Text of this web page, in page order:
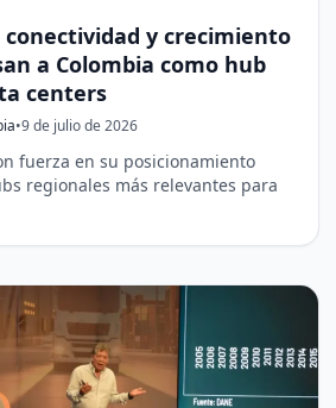
conectividad y crecimiento
a Colombia como hub
centers
•9 de julio de 2026
fuerza en su posicionamiento
regionales más relevantes para